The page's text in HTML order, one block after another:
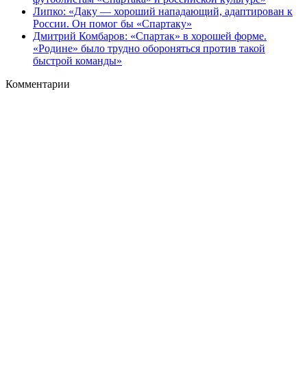
Липко: «Даку — хороший нападающий, адаптирован к
России. Он помог бы «Спартаку»
Дмитрий Комбаров: «Спартак» в хорошей форме.
«Родине» было трудно обороняться против такой
быстрой команды»
Комментарии